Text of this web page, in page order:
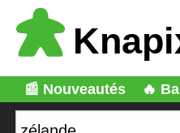
📰 Nouveautés 🔥